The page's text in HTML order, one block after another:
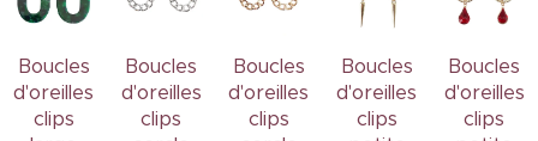
Boucles
d'oreilles
clips
Boucles
d'oreilles
clips
Boucles
d'oreilles
clips
Boucles
d'oreilles
clips
Boucles
d'oreilles
clips